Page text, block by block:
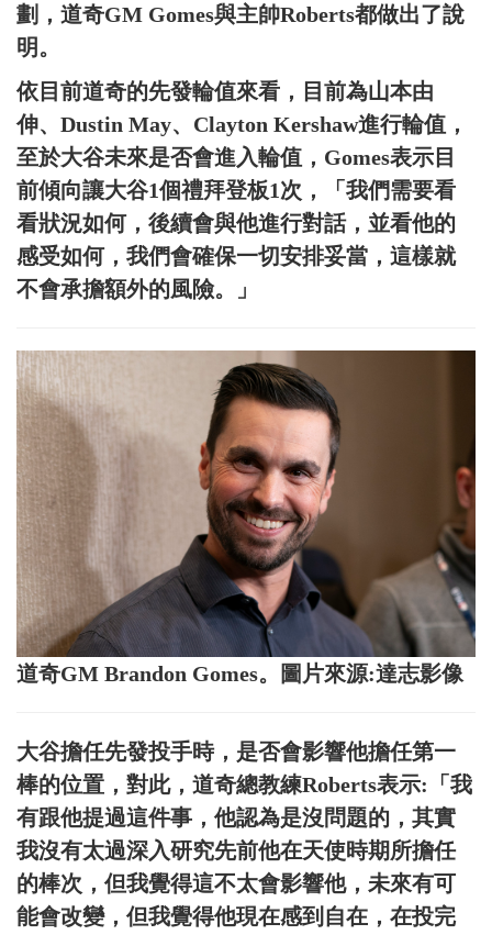
劃，道奇GM Gomes與主帥Roberts都做出了說
明。
依目前道奇的先發輪值來看，目前為山本由
伸、Dustin May、Clayton Kershaw進行輪值，
至於大谷未來是否會進入輪值，Gomes表示目
前傾向讓大谷1個禮拜登板1次，「我們需要看
看狀況如何，後續會與他進行對話，並看他的
感受如何，我們會確保一切安排妥當，這樣就
不會承擔額外的風險。」
道奇GM Brandon Gomes。圖片來源:達志影像
大谷擔任先發投手時，是否會影響他擔任第一
棒的位置，對此，道奇總教練Roberts表示:「我
有跟他提過這件事，他認為是沒問題的，其實
我沒有太過深入研究先前他在天使時期所擔任
的棒次，但我覺得這不太會影響他，未來有可
能會改變，但我覺得他現在感到自在，在投完